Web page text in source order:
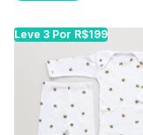
Leve 3 Por R$199